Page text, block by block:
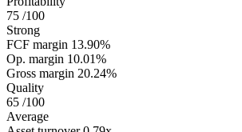
75 /100
Strong
FCF margin 13.90%
Op. margin 10.01%
Gross margin 20.24%
Quality
65 /100
Average